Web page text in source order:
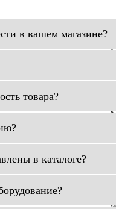
в вашем магазине?
товара?
в каталоге?